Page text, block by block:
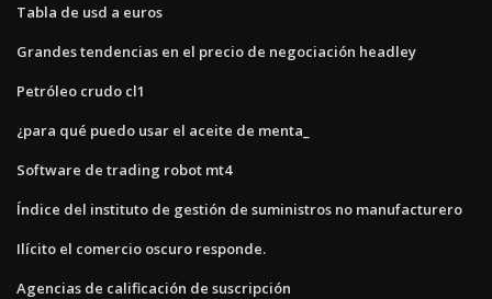
Tabla de usd a euros
Grandes tendencias en el precio de negociación headley
Petróleo crudo cl1
¿para qué puedo usar el aceite de menta_
Software de trading robot mt4
Índice del instituto de gestión de suministros no manufacturero
Ilícito el comercio oscuro responde.
Agencias de calificación de suscripción